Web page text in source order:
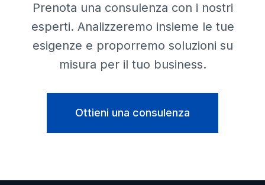
Prenota una consulenza con i nostri
esperti. Analizzeremo insieme le tue
esigenze e proporremo soluzioni su
misura per il tuo business.
Ottieni una consulenza